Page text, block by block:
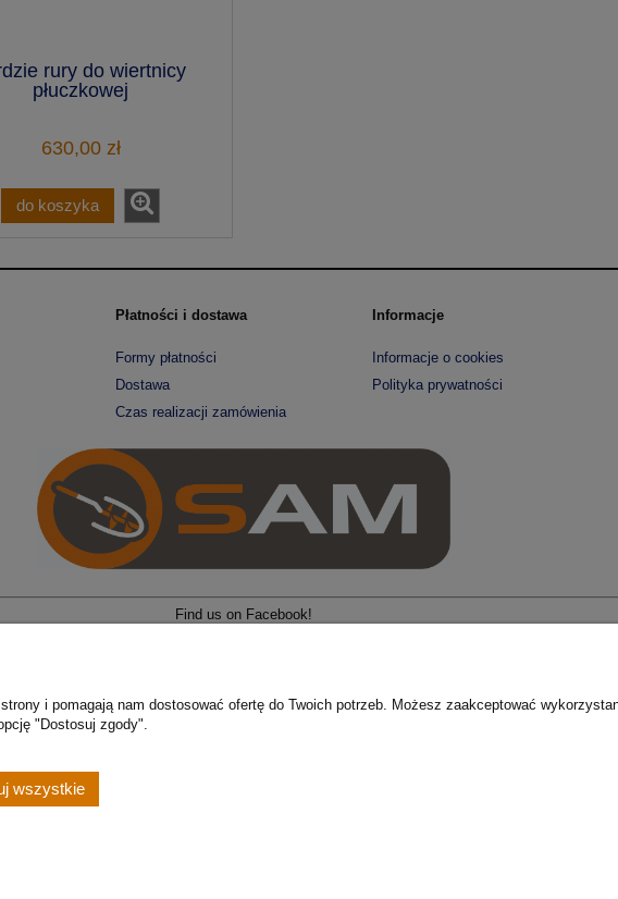
rury do wiertnicy
płuczkowej
630,00 zł
do koszyka
Płatności i dostawa
Formy płatności
Dostawa
Czas realizacji zamówienia
Informacje
Informacje o cookies
Polityka prywatności
Find us on Facebook!
i pomagają nam dostosować ofertę do Twoich potrzeb. Możesz zaakceptować
"Dostosuj zgody".
wszystkie